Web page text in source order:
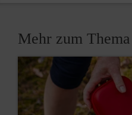
Mehr zum